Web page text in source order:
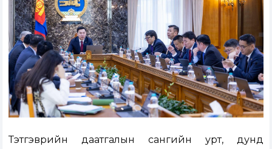
Тэтгэврийн даатгалын сангийн урт, дунд